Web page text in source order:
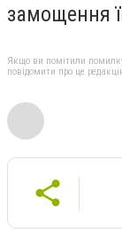
замощення
Якщо ви помітили
повідомити про це